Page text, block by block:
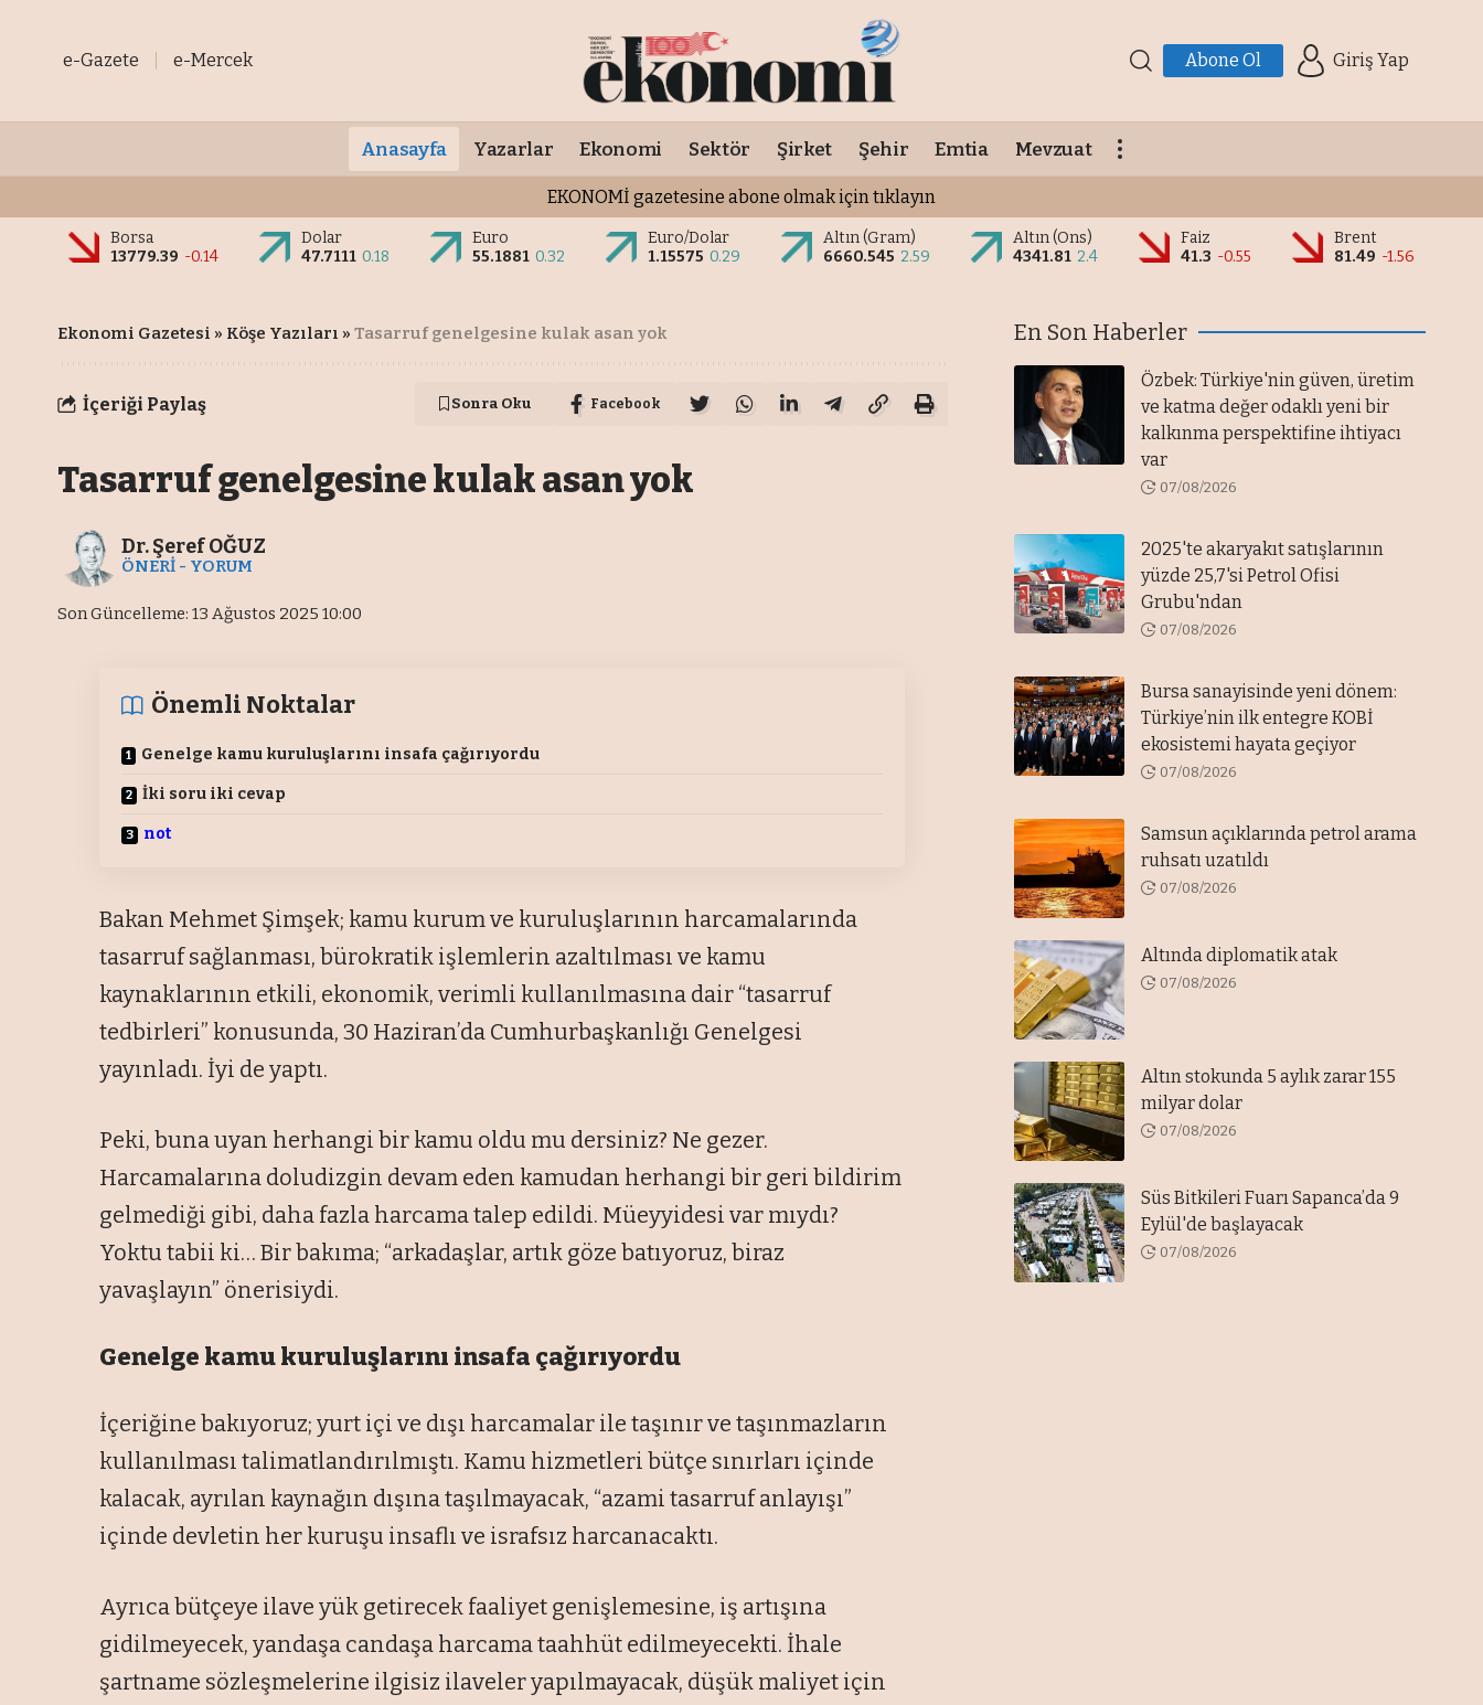
e-Gazete e-Mercek Abone Ol Giriş Yap
Anasayfa Yazarlar Ekonomi Sektör Şirket Şehir Emtia Mevzuat
EKONOMİ gazetesine abone olmak için tıklayın
Borsa
13779.39 -0.14
Dolar
47.7111 0.18
Euro
55.1881 0.32
Euro/Dolar
1.15575 0.29
Altın (Gram)
6660.545 2.59
Altın (Ons)
4341.81 2.4
Faiz
41.3 -0.55
Brent
81.49 -1.56
Ekonomi Gazetesi » Köşe Yazıları » Tasarruf genelgesine kulak asan yok
İçeriği Paylaş Sonra Oku Facebook
Tasarruf genelgesine kulak asan yok
Son Güncelleme: 13 Ağustos 2025 10:00
Dr. Şeref OĞUZ
ÖNERİ - YORUM
Önemli Noktalar
Genelge kamu kuruluşlarını insafa çağırıyordu
İki soru iki cevap
not
Bakan Mehmet Şimşek; kamu kurum ve kuruluşlarının harcamalarında
tasarruf sağlanması, bürokratik işlemlerin azaltılması ve kamu
kaynaklarının etkili, ekonomik, verimli kullanılmasına dair “tasarruf
tedbirleri” konusunda, 30 Haziran’da Cumhurbaşkanlığı Genelgesi
yayınladı. İyi de yaptı.
Peki, buna uyan herhangi bir kamu oldu mu dersiniz? Ne gezer.
Harcamalarına doludizgin devam eden kamudan herhangi bir geri bildirim
gelmediği gibi, daha fazla harcama talep edildi. Müeyyidesi var mıydı?
Yoktu tabii ki… Bir bakıma; “arkadaşlar, artık göze batıyoruz, biraz
yavaşlayın” önerisiydi.
Genelge kamu kuruluşlarını insafa çağırıyordu
İçeriğine bakıyoruz; yurt içi ve dışı harcamalar ile taşınır ve taşınmazların
kullanılması talimatlandırılmıştı. Kamu hizmetleri bütçe sınırları içinde
kalacak, ayrılan kaynağın dışına taşılmayacak, “azami tasarruf anlayışı”
içinde devletin her kuruşu insaflı ve israfsız harcanacaktı.
Ayrıca bütçeye ilave yük getirecek faaliyet genişlemesine, iş artışına
gidilmeyecek, yandaşa candaşa harcama taahhüt edilmeyecekti. İhale
şartname sözleşmelerine ilgisiz ilaveler yapılmayacak, düşük maliyet için
En Son Haberler
Özbek: Türkiye'nin güven, üretim
ve katma değer odaklı yeni bir
kalkınma perspektifine ihtiyacı
var
07/08/2026
2025'te akaryakıt satışlarının
yüzde 25,7'si Petrol Ofisi
Grubu'ndan
07/08/2026
Bursa sanayisinde yeni dönem:
Türkiye’nin ilk entegre KOBİ
ekosistemi hayata geçiyor
07/08/2026
Samsun açıklarında petrol arama
ruhsatı uzatıldı
07/08/2026
Altında diplomatik atak
07/08/2026
Altın stokunda 5 aylık zarar 155
milyar dolar
07/08/2026
Süs Bitkileri Fuarı Sapanca’da 9
Eylül'de başlayacak
07/08/2026